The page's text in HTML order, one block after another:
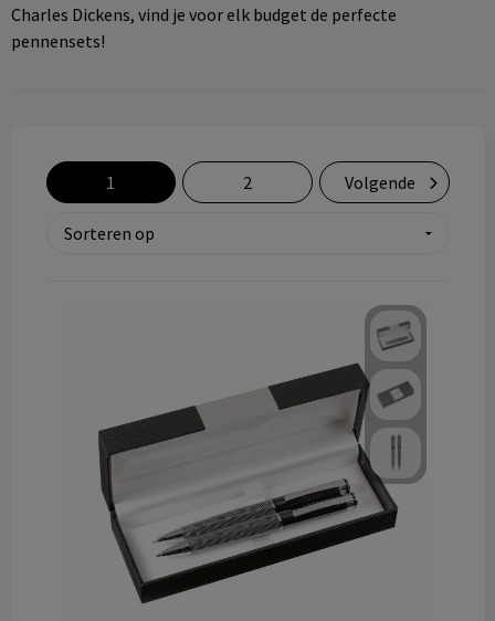
Themageschenken
Charles Dickens, vind je voor elk budget de perfecte
pennensets!
1 2 Volgende